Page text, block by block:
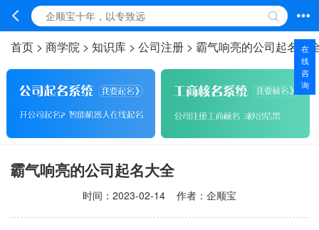
首页 > 商学院 > 知识库 > 公司注册 > 霸气响亮的公司起名大
霸气响亮的公司起名大全
时间： 2023-02-14 作者：企顺宝
在
线
咨
询